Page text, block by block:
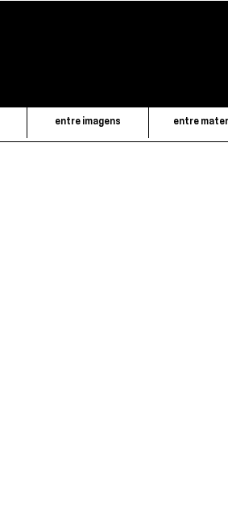
entre imagens entre